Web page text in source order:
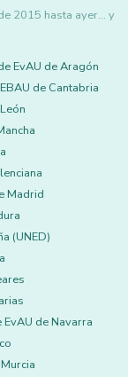
2015 hasta ayer... y
EvAU de Aragón
de Cantabria
Madrid
(UNED)
EvAU de Navarra